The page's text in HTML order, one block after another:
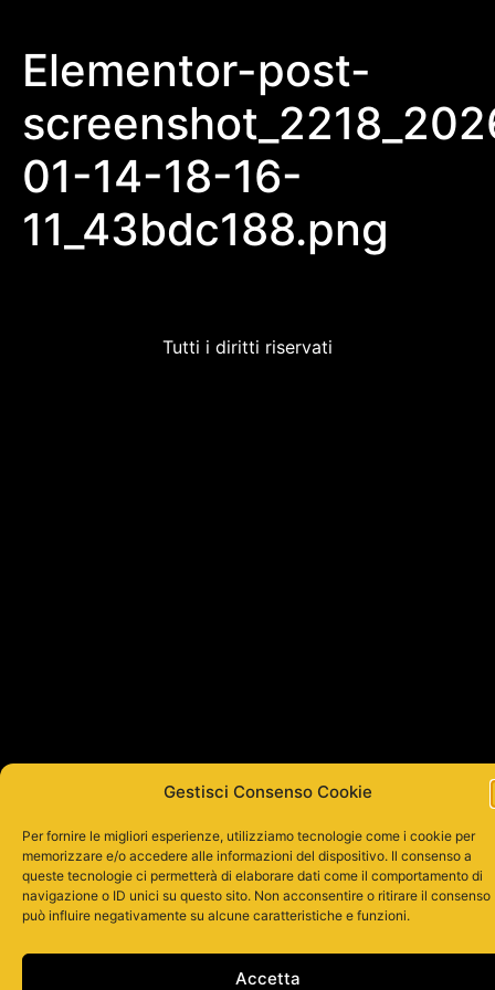
Gestisci Consenso Cookie
Per fornire le migliori esperienze, utilizziamo tecnologie come i cookie per
memorizzare e/o accedere alle informazioni del dispositivo. Il consenso a
queste tecnologie ci permetterà di elaborare dati come il comportamento di
navigazione o ID unici su questo sito. Non acconsentire o ritirare il consenso
può influire negativamente su alcune caratteristiche e funzioni.
Accetta
Elementor-post-
01-14-18-16-
11_43bdc188.png
Tutti i diritti riservati